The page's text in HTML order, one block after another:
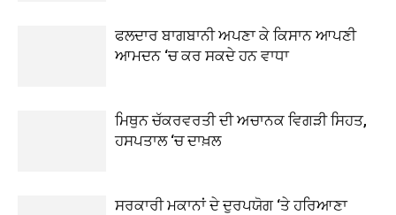
ਫਲਦਾਰ ਬਾਗਬਾਨੀ ਅਪਣਾ ਕੇ ਕਿਸਾਨ ਆਪਣੀ
ਆਮਦਨ ‘ਚ ਕਰ ਸਕਦੇ ਹਨ ਵਾਧਾ
ਮਿਥੁਨ ਚੱਕਰਵਰਤੀ ਦੀ ਅਚਾਨਕ ਵਿਗੜੀ ਸਿਹਤ,
ਹਸਪਤਾਲ ‘ਚ ਦਾਖ਼ਲ
ਸਰਕਾਰੀ ਮਕਾਨਾਂ ਦੇ ਦੁਰਪਯੋਗ ‘ਤੇ ਹਰਿਆਣਾ